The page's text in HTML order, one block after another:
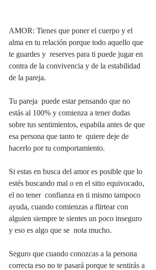
AMOR: Tienes que poner el cuerpo y el
alma en tu relación porque todo aquello que
te guardes y  reserves para ti puede jugar en
contra de la convivencia y de la estabilidad
de la pareja.
Tu pareja  puede estar pensando que no
estás al 100% y comienza a tener dudas
sobre tus sentimientos, espabila antes de que
esa persona que tanto te  quiere deje de
hacerlo por tu comportamiento.
Si estas en busca del amor es posible que lo
estés buscando mal o en el sitio equivocado,
el no tener  confianza en ti mismo tampoco
ayuda, cuando comienzas a flirtear con
alguien siempre te sientes un poco inseguro
y eso es algo que se  nota mucho.
Seguro que cuando conozcas a la persona
correcta eso no te pasará porque te sentirás a